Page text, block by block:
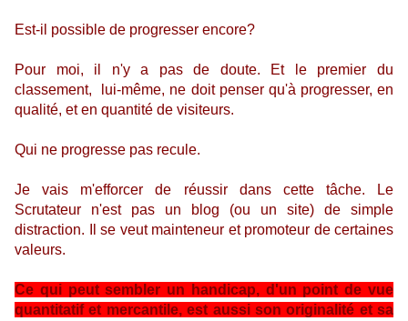
Est-il possible de progresser encore?
Pour moi, il n'y a pas de doute. Et le premier du
classement, lui-même, ne doit penser qu'à progresser, en
qualité, et en quantité de visiteurs.
Qui ne progresse pas recule.
Je vais m'efforcer de réussir dans cette tâche. Le
Scrutateur n'est pas un blog (ou un site) de simple
distraction. Il se veut mainteneur et promoteur de certaines
valeurs.
Ce qui peut sembler un handicap, d'un point de vue
quantitatif et mercantile, est aussi son originalité et sa